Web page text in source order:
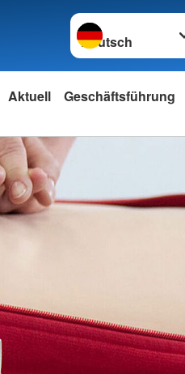
Sprache wechseln zu
Aktuell Geschäftsführung